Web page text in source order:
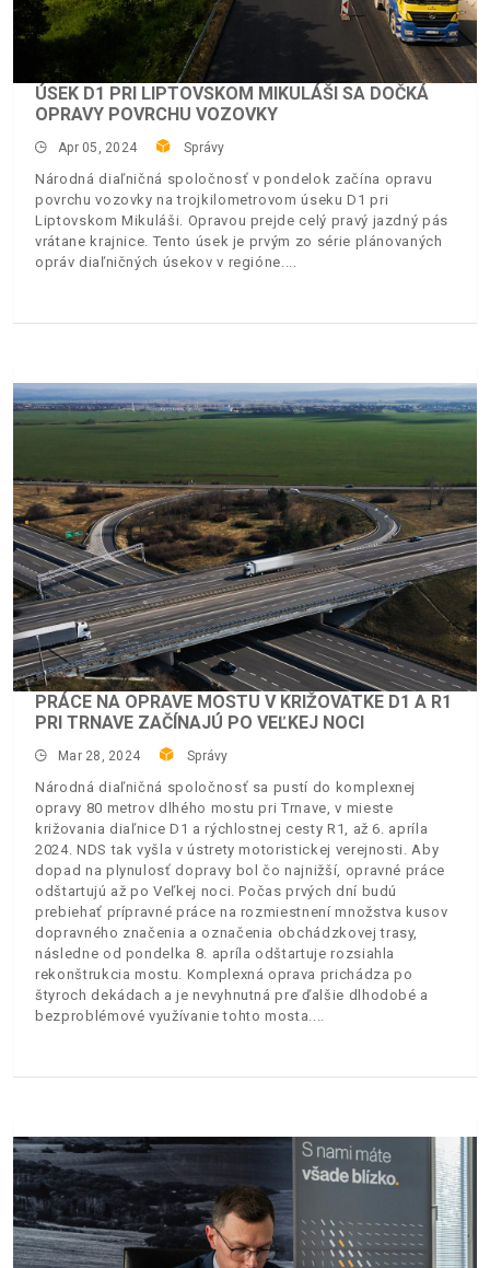
ÚSEK D1 PRI LIPTOVSKOM MIKULÁŠI SA DOČKÁ
OPRAVY POVRCHU VOZOVKY
Apr 05, 2024 Správy
Národná diaľničná spoločnosť v pondelok začína opravu
povrchu vozovky na trojkilometrovom úseku D1 pri
Liptovskom Mikuláši. Opravou prejde celý pravý jazdný pás
vrátane krajnice. Tento úsek je prvým zo série plánovaných
opráv diaľničných úsekov v regióne.
PRÁCE NA OPRAVE MOSTU V KRIŽOVATKE D1 A R1
PRI TRNAVE ZAČÍNAJÚ PO VEĽKEJ NOCI
Mar 28, 2024 Správy
Národná diaľničná spoločnosť sa pustí do komplexnej
opravy 80 metrov dlhého mostu pri Trnave, v mieste
križovania diaľnice D1 a rýchlostnej cesty R1, až 6. apríla
2024. NDS tak vyšla v ústrety motoristickej verejnosti. Aby
dopad na plynulosť dopravy bol čo najnižší, opravné práce
odštartujú až po Veľkej noci. Počas prvých dní budú
prebiehať prípravné práce na rozmiestnení množstva kusov
dopravného značenia a označenia obchádzkovej trasy,
následne od pondelka 8. apríla odštartuje rozsiahla
rekonštrukcia mostu. Komplexná oprava prichádza po
štyroch dekádach a je nevyhnutná pre ďalšie dlhodobé a
bezproblémové využívanie tohto mosta.